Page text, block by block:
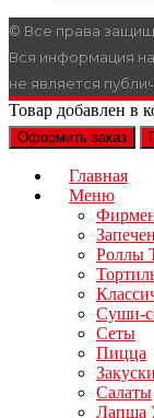
© Все права
Вся информация
не является
Товар добавлен в
Оформить заказ
Главная
Меню
Роллы
Суши-
Сеты
Пицца
Закуски
Салаты
Лапша